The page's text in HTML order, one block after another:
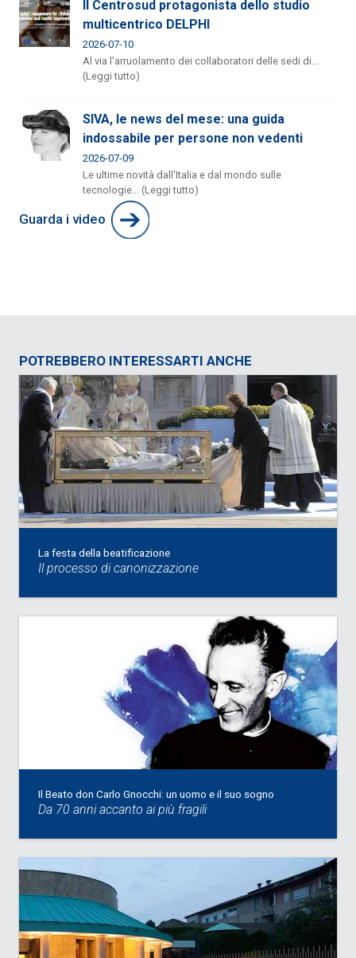
Il Centrosud protagonista dello studio
multicentrico DELPHI
2026-07-10
Al via l'arruolamento dei collaboratori delle sedi di...
(Leggi tutto)
SIVA, le news del mese: una guida
indossabile per persone non vedenti
2026-07-09
Le ultime novità dall'Italia e dal mondo sulle
tecnologie... (Leggi tutto)
Guarda i video
POTREBBERO INTERESSARTI ANCHE
La festa della beatificazione
Il processo di canonizzazione
Il Beato don Carlo Gnocchi: un uomo e il suo sogno
Da 70 anni accanto ai più fragili